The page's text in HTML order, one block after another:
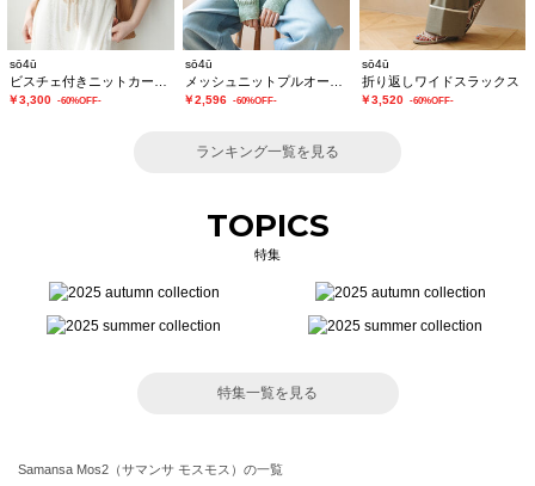
sō4ū
￥3,300 -60%OFF-
sō4ū
￥2,596 -60%OFF-
sō4ū
折り返しワイドスラックス
￥3,520 -60%OFF-
ランキング一覧を見る
TOPICS
特集
特集一覧を見る
Samansa Mos2（サマンサ モスモス）の一覧